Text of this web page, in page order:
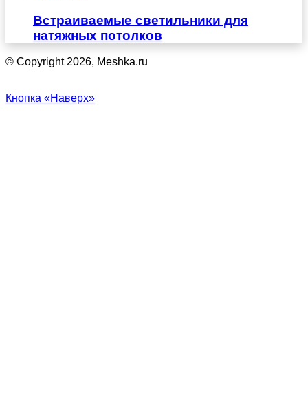
Встраиваемые светильники для
натяжных потолков
© Copyright 2026, Meshka.ru
Кнопка «Наверх»